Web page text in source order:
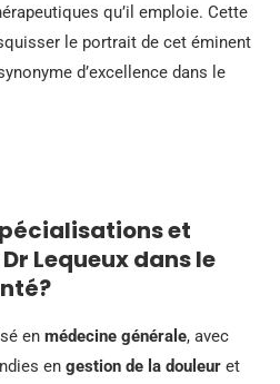
qu’il emploie. Cette
le portrait de cet éminent
d’excellence dans le
et
Lequeux dans le
en médecine générale, avec
en gestion de la douleur et